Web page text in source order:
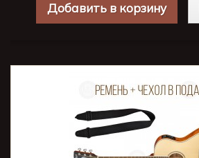
Добавить в корзину